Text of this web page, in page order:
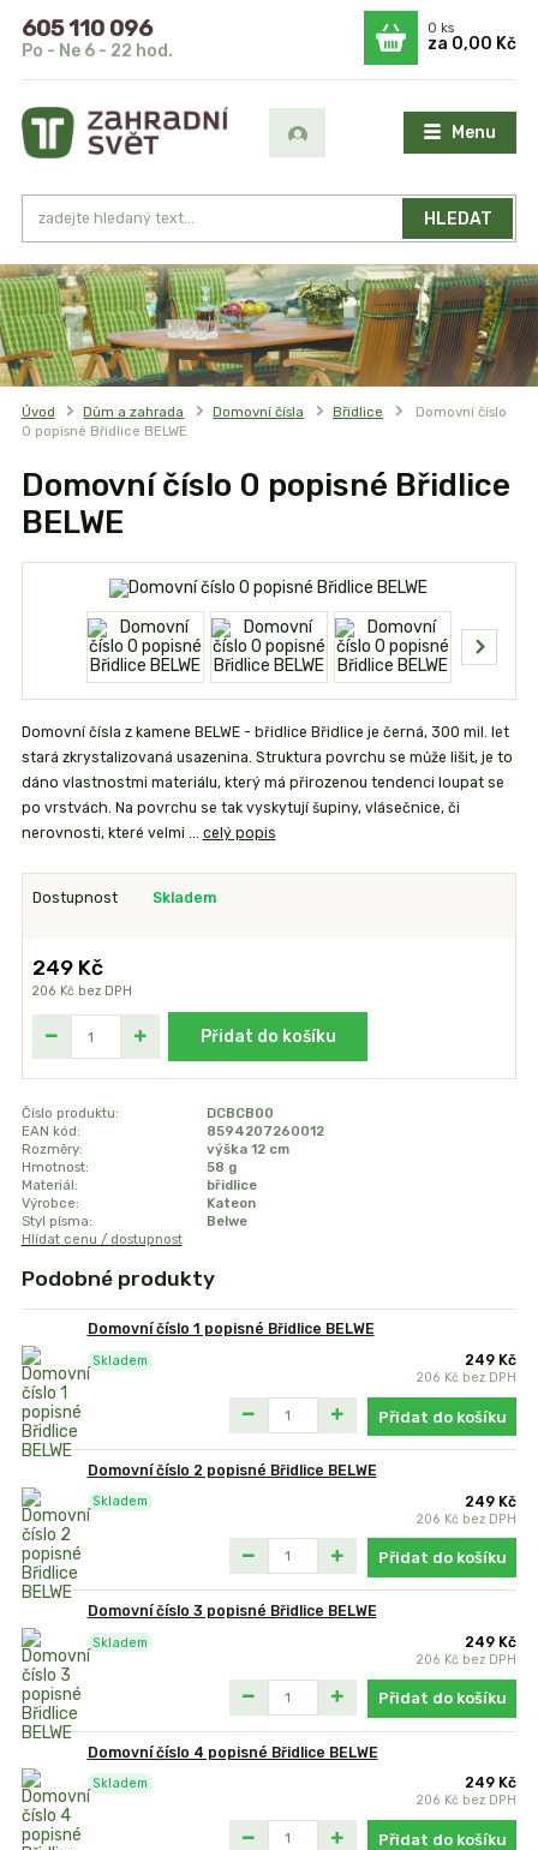
Menu
HLEDAT
605 110 096
Po - Ne 6 - 22 hod.
0ks
za 0,00 Kč
Úvod Dům a zahrada Domovní čísla Břidlice
Domovní číslo
0 popisné Břidlice BELWE
Domovní číslo 0 popisné Břidlice
BELWE
Domovní čísla z kamene BELWE - břidlice Břidlice je černá, 300 mil. let
stará zkrystalizovaná usazenina. Struktura povrchu se může lišit, je to
dáno vlastnostmi materiálu, který má přirozenou tendenci loupat se
po vrstvách. Na povrchu se tak vyskytují šupiny, vlásečnice, či
nerovnosti, které velmi ... celý popis
Dostupnost Skladem
249 Kč
206 Kč bez DPH
Přidat do košíku
Číslo produktu:
DCBCB00
EAN kód:
8594207260012
Rozměry:
výška 12 cm
Hmotnost:
58 g
Materiál:
břidlice
Výrobce:
Kateon
Styl písma:
Belwe
Hlídat cenu / dostupnost
Podobné produkty
Domovní číslo 1 popisné Břidlice BELWE
249 Kč
206 Kč bez DPH
Skladem
Přidat do košíku
Domovní číslo 2 popisné Břidlice BELWE
249 Kč
206 Kč bez DPH
Skladem
Přidat do košíku
Domovní číslo 3 popisné Břidlice BELWE
249 Kč
206 Kč bez DPH
Skladem
Přidat do košíku
Domovní číslo 4 popisné Břidlice BELWE
249 Kč
206 Kč bez DPH
Skladem
Přidat do košíku